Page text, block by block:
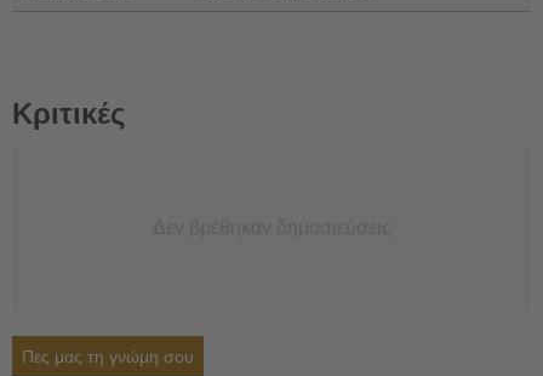
Κριτικές
Πες μας τη γνώμη σου